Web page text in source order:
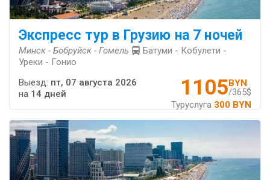
Экспресс тур в Грузию на 7 ночей
Минск - Бобруйск - Гомель
Батуми - Кобулети -
Уреки - Гонио
1105BYN
/365$
Туруслуга 300 BYN
Выезд: пт, 07 августа 2026
на 14 дней